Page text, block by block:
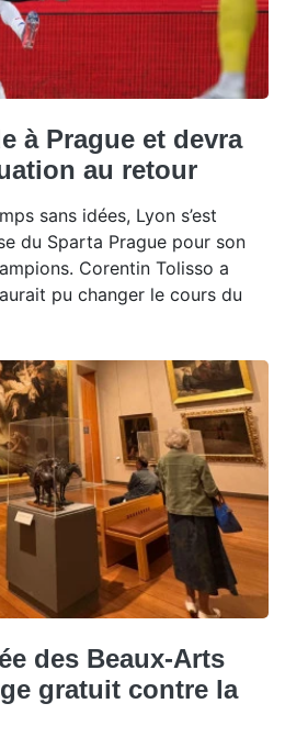
à Prague et devra
au retour
sans idées, Lyon s’est
du Sparta Prague pour son
Corentin Tolisso a
pu changer le cours du
des Beaux-Arts
gratuit contre la